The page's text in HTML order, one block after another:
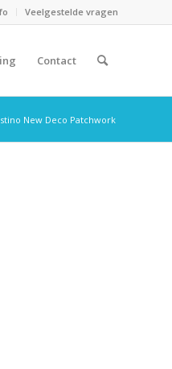
Veelgestelde vragen
Contact
New Deco Patchwork